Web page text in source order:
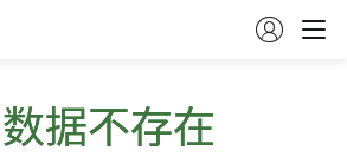

数据不存在